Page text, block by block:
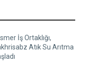
İş Ortaklığı,
Atık Su Arıtma